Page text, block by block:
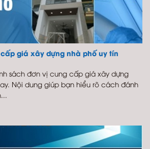
cấp giá xây dựng nhà phố uy tín
sách đơn vị cung cấp giá xây dựng
Nội dung giúp bạn hiểu rõ cách đánh